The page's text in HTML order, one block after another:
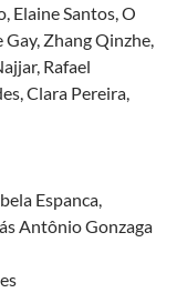
Elaine Santos, O
Zhang Qinzhe,
Rafael
Clara Pereira,
Espanca,
Antônio Gonzaga